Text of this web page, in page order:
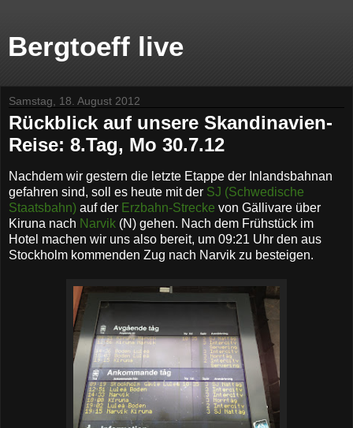
Bergtoeff live
Samstag, 18. August 2012
Rückblick auf unsere Skandinavien-
Reise: 8.Tag, Mo 30.7.12
Nachdem wir gestern die letzte Etappe der Inlandsbahnan
gefahren sind, soll es heute mit der SJ (Schwedische
Staatsbahn) auf der Erzbahn-Strecke von Gällivare über
Kiruna nach Narvik (N) gehen. Nach dem Frühstück im
Hotel machen wir uns also bereit, um 09:21 Uhr den aus
Stockholm kommenden Zug nach Narvik zu besteigen.